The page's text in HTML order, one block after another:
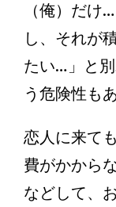
（俺）だけ
し、それが
たい…」と
う危険性も
恋人に来て
費がかから
などして、